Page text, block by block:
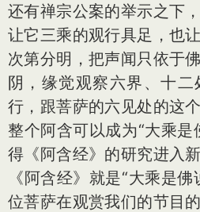
还有禅宗公案的举示之下
让它三乘的观行具足，也
次第分明，把声闻只依于
阴，缘觉观察六界、十
行，跟菩萨的六见处的这
整个阿含可以成为“大乘是
得《阿含经》的研究进入
《阿含经》就是“大乘是
位菩萨在观赏我们的节目